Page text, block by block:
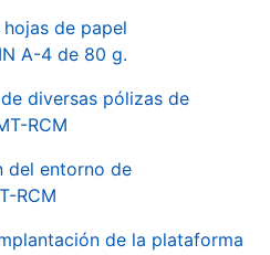
de papel
A-4 de 80 g.
diversas pólizas de
RCM
del entorno de
RCM
de la plataforma